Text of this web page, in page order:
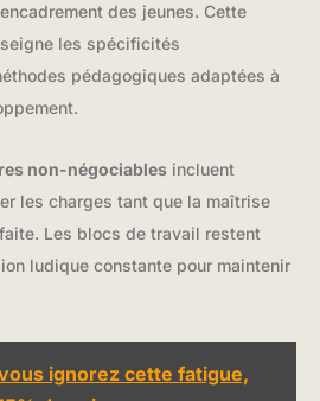
des jeunes. Cette
les spécificités
pédagogiques adaptées à
non-négociables incluent
les charges tant que la maîtrise
Les blocs de travail restent
ludique constante pour maintenir
ignorez cette fatigue,